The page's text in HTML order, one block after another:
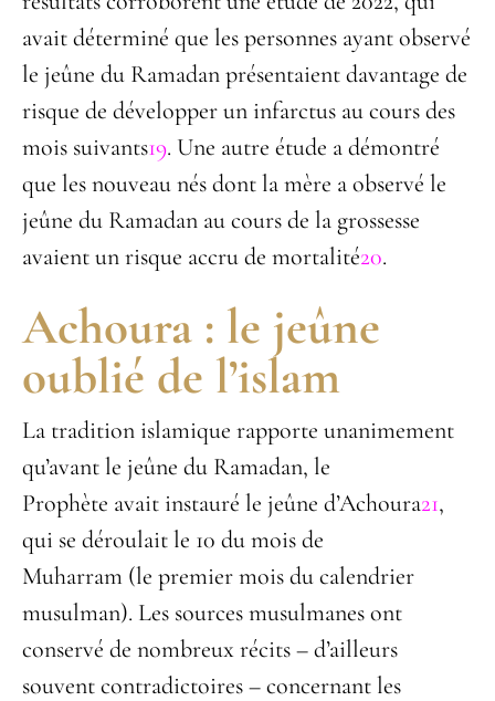
avait déterminé que les personnes ayant observé
le jeûne du Ramadan présentaient davantage de
risque de développer un infarctus au cours des
mois suivants19. Une autre étude a démontré
que les nouveau nés dont la mère a observé le
jeûne du Ramadan au cours de la grossesse
avaient un risque accru de mortalité20.
Achoura : le jeûne
oublié de l’islam
La tradition islamique rapporte unanimement
qu’avant le jeûne du Ramadan, le
Prophète avait instauré le jeûne d’Achoura21,
qui se déroulait le 10 du mois de
Muharram (le premier mois du calendrier
musulman). Les sources musulmanes ont
conservé de nombreux récits – d’ailleurs
souvent contradictoires – concernant les